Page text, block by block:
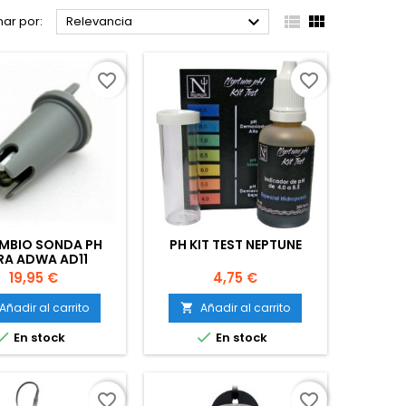
por: Relevancia   
SONDA PH
ADWA AD11
Precio
19,95 €
Añadir al carrito
En stock
favorite_border
PH KIT TEST NEPTUNE
Precio
4,75 €
 Añadir al carrito
 En stock
favorite_border
favorite_border favorite_border